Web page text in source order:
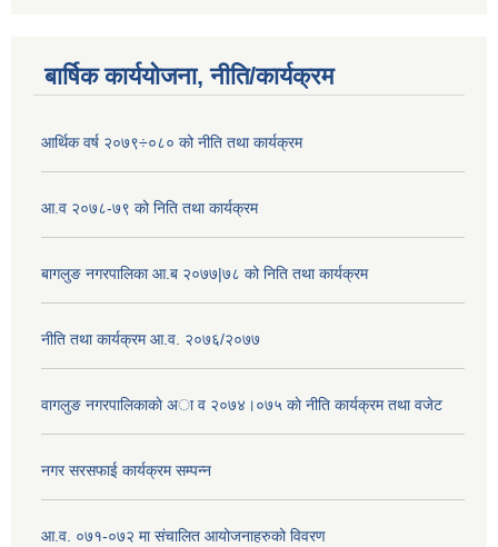
बार्षिक कार्ययोजना, नीति/कार्यक्रम
आर्थिक वर्ष २०७९÷०८० को नीति तथा कार्यक्रम
आ.व २०७८-७९ को निति तथा कार्यक्रम
बागलुङ नगरपालिका आ.ब २०७७|७८ को निति तथा कार्यक्रम
नीति तथा कार्यक्रम आ.व. २०७६/२०७७
वागलुङ नगरपालिकाकाे अा‍ व २०७४।०७५ काे नीति कार्यक्रम तथा वजेट
नगर सरसफाई कार्यक्रम सम्पन्न
आ.व. ०७१-०७२ मा संचालित आयोजनाहरुको विवरण